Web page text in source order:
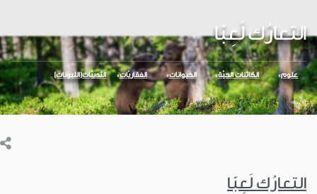
التعارُك لَعِبًا
علوم الكائنات الحيّة الحيوانات الفقاريّات الثدييّات(اللبونات)
التعارُك لَعِبًا